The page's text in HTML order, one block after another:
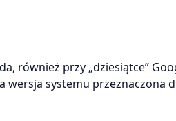
również przy „dziesiątce”
wersja systemu przeznaczona